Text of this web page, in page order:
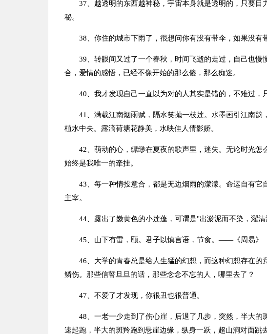
37、越透明的东西越神秘，宇宙本身就是透明的，只要
秘。
38、你住的城市下雨了，很想问你有没有带伞，如果没有
39、转眼间又过了一个春秋，时间飞逝的走过，自己也
合，爱情的感悟，已经不像开始的那么傻，那么痴迷。
40、我才发现自己一直以为对的人其实是错的，不难过，
41、满载江南烟雨赋，隔水笑抛一枝莲。水墨画引江南
植水中央。露滴荷塘花静美，水映佳人倩影娇。
42、萌动的心，缥缈在夏夜的歌声里，迷失。无论时光
始终是我唯一的牵挂。
43、每一种情投意合，都是无边烟雨的濛濛。命运自有
主宰。
44、露出了嫩黄色的小莲蓬，可谓是"出淤泥而不染，濯清
45、山下有雷，颐。君子以慎言语，节食。——《周易》
46、大学的青春总是给人生猛的幻想，而这种幻想存在
鳞伤。那些信誓旦旦的话，那些念念不忘的人，哪里去了？
47、不爱了才发现，你很丑也很普通。
48、一老一少走到了伤心崖，后退了几步，突然，半大
速起跑，半大的斑羚跑到悬崖边缘，纵身一跃，超山涧对面跳